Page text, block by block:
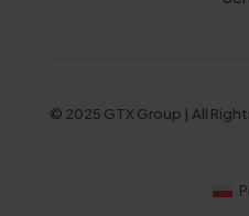
© 2025 GTX Group | All